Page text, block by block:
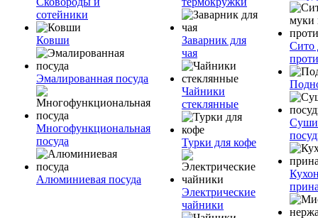
сотейники
Ковши
Эмалированная посуда
Многофункциональная
посуда
Алюминиевая посуда
Заварник для
чая
Чайники
стеклянные
Турки для кофе
Электрические
чайники
Сито